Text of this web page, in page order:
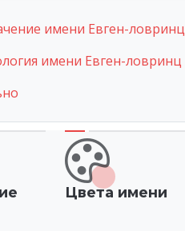
имени Евген-ловринц
имени Евген-ловринц
Цвета имени